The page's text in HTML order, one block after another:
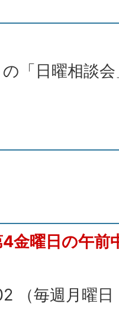
「日曜相談
4金曜日の午
（毎週月曜日